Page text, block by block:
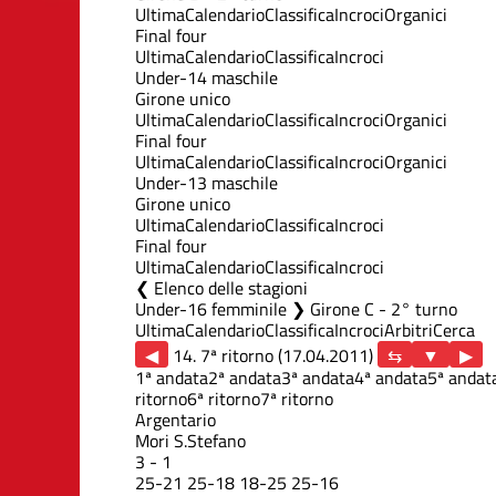
UltimaCalendarioClassificaIncrociOrganici
Final four
UltimaCalendarioClassificaIncroci
Under-14 maschile
Girone unico
UltimaCalendarioClassificaIncrociOrganici
Final four
UltimaCalendarioClassificaIncrociOrganici
Under-13 maschile
Girone unico
UltimaCalendarioClassificaIncroci
Final four
UltimaCalendarioClassificaIncroci
Elenco delle stagioni
Under-16 femminile ❯ Girone C - 2° turno
UltimaCalendarioClassificaIncrociArbitriCerca
◀
14. 7ª ritorno (17.04.2011)
▶
1ª andata2ª andata3ª andata4ª andata5ª
ritorno6ª ritorno7ª ritorno
Argentario
Mori S.Stefano
3 - 1
25-21 25-18 18-25 25-16